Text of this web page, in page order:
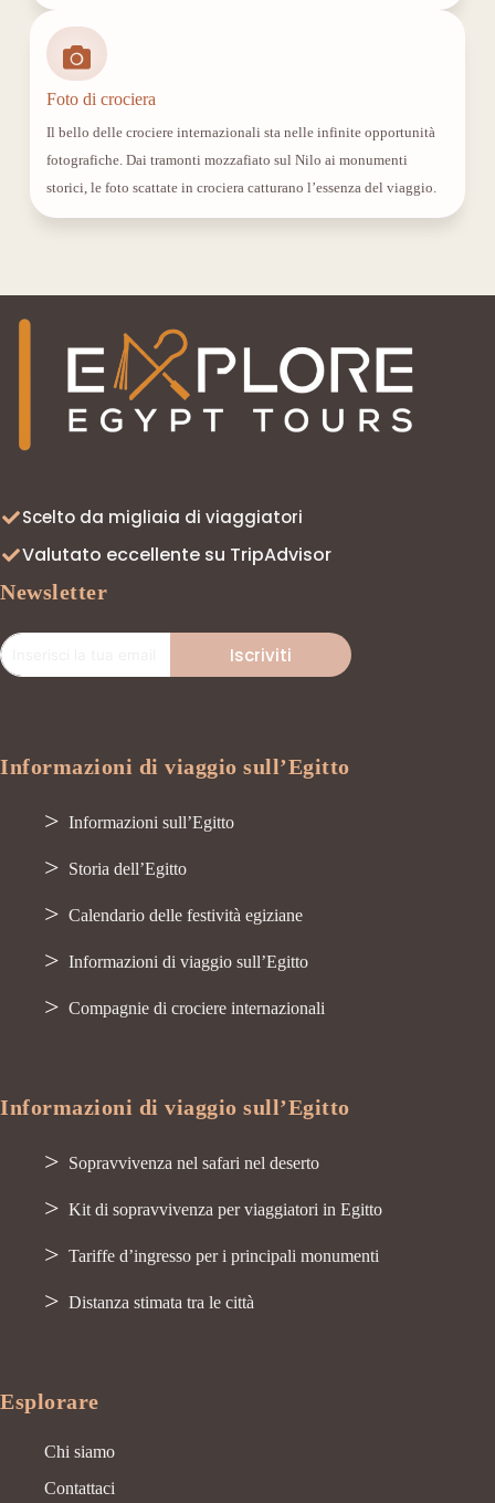
Foto di crociera
Il bello delle crociere internazionali sta nelle infinite opportunità
fotografiche. Dai tramonti mozzafiato sul Nilo ai monumenti
storici, le foto scattate in crociera catturano l’essenza del viaggio.
Scelto da migliaia di viaggiatori
Valutato eccellente su TripAdvisor
Newsletter
Iscriviti
Informazioni di viaggio sull’Egitto
Informazioni sull’Egitto
Storia dell’Egitto
Calendario delle festività egiziane
Informazioni di viaggio sull’Egitto
Compagnie di crociere internazionali
Informazioni di viaggio sull’Egitto
Sopravvivenza nel safari nel deserto
Kit di sopravvivenza per viaggiatori in Egitto
Tariffe d’ingresso per i principali monumenti
Distanza stimata tra le città
Esplorare
Chi siamo
Contattaci